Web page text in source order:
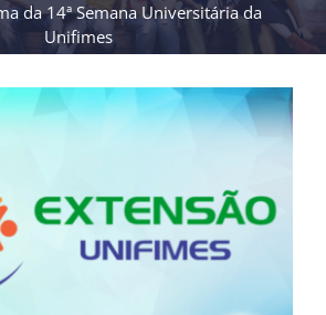
da 14ª Semana Universitária da
Unifimes